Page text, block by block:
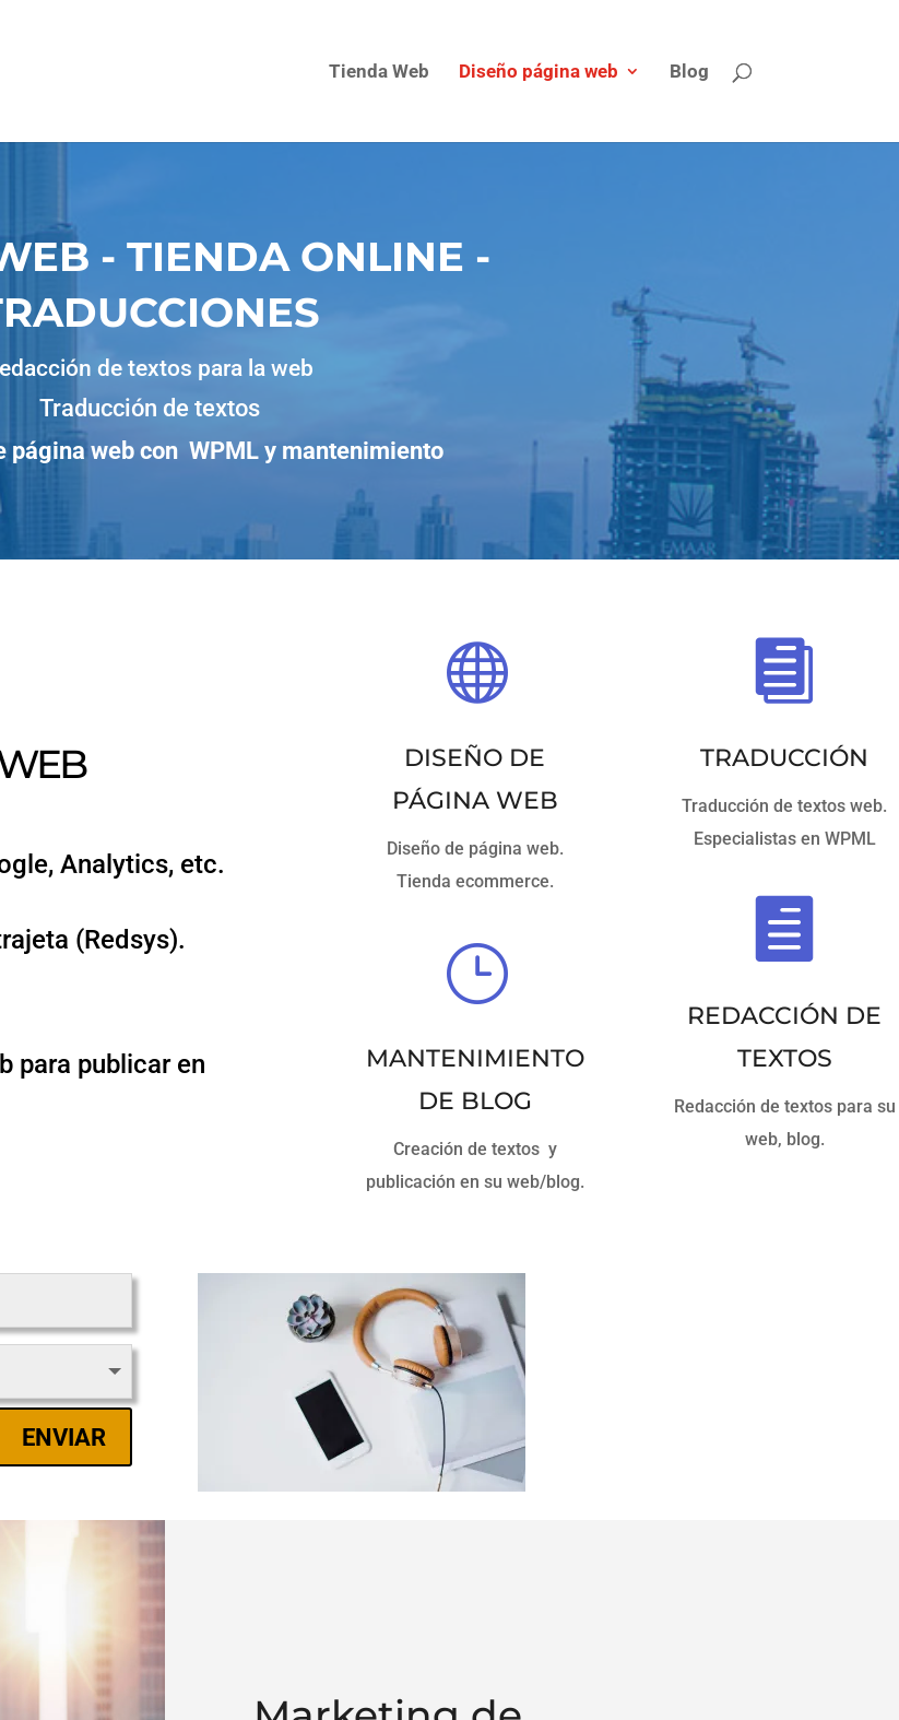
Tienda Web Diseño página web Blog
- TIENDA ONLINE -
de textos para la web
Traducción de textos
página web con WPML y mantenimiento
Analytics, etc.
(Redsys).
para publicar en

DISEÑO DE
PÁGINA WEB
Diseño de página web.
Tienda ecommerce.
}
MANTENIMIENTO
DE BLOG
Creación de textos y
publicación en su web/blog.

TRADUCCIÓN
Traducción de textos web.
Especialistas en WPML

REDACCIÓN DE
TEXTOS
Redacción de textos para su
web, blog.
ENVIAR